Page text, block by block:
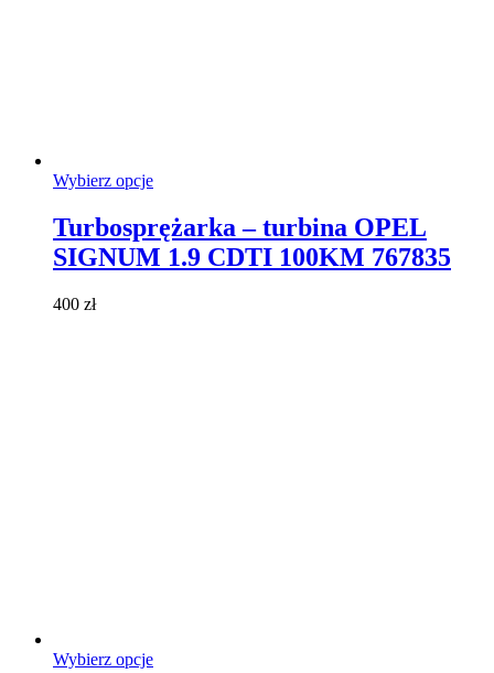
Wybierz opcjeTen
wiele
wariantów.
Turbosprężarka – turbina OPEL
SIGNUM 1.9 CDTI 100KM 767835
400 zł
Wybierz opcjeTen